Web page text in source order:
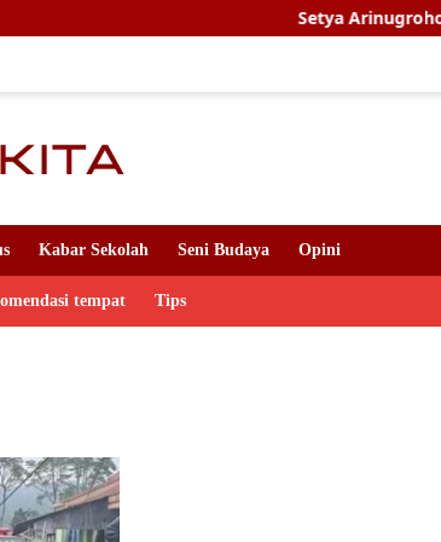
Setya Arinugroho:
Kabar Sekolah Seni Budaya Opini
tempat Tips